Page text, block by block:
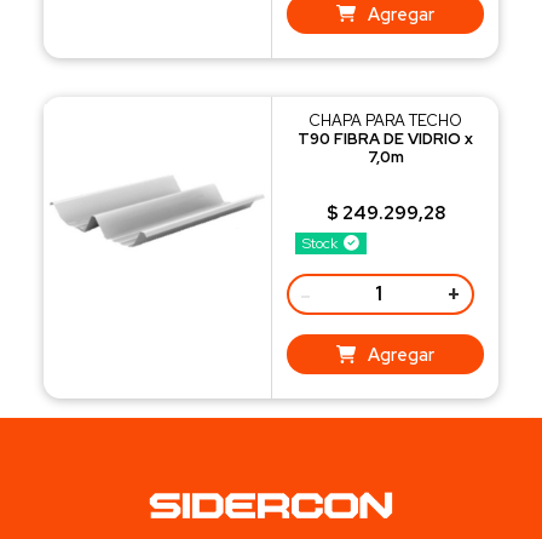
Agregar
Stock
CHAPA PARA TECHO
T90 FIBRA DE VIDRIO x
7,0m
$ 249.299,28
- +
Agregar